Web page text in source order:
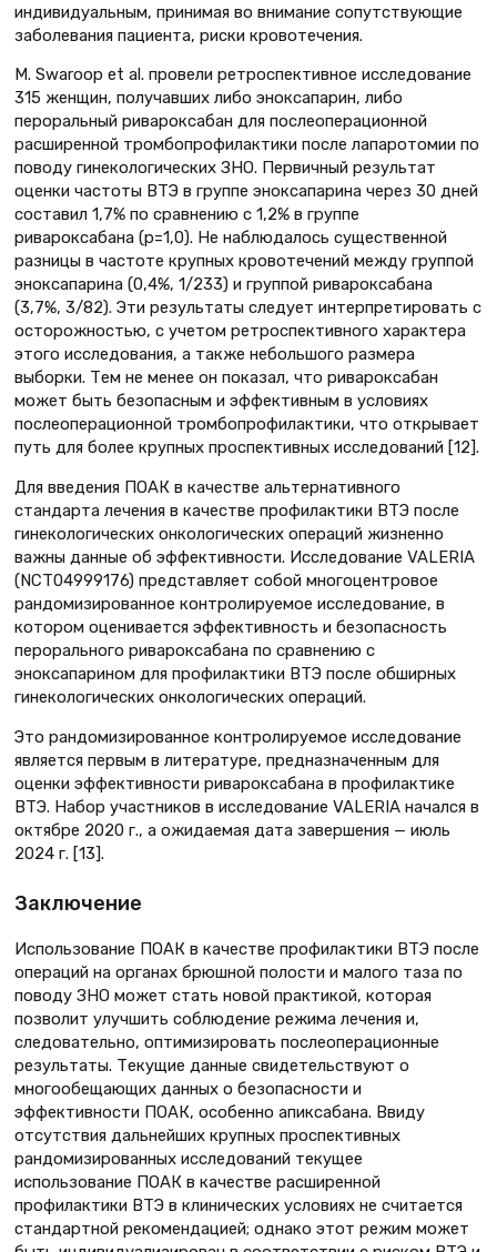
индивидуальным, принимая во внимание сопутствующие
заболевания пациента, риски кровотечения.
M. Swaroop et al. провели ретроспективное исследование
315 женщин, получавших либо эноксапарин, либо
пероральный ривароксабан для послеоперационной
расширенной тромбопрофилактики после лапаротомии по
поводу гинекологических ЗНО. Первичный результат
оценки частоты ВТЭ в группе эноксапарина через 30 дней
составил 1,7% по сравнению с 1,2% в группе
ривароксабана (р=1,0). Не наблюдалось существенной
разницы в частоте крупных кровотечений между группой
эноксапарина (0,4%, 1/233) и группой ривароксабана
(3,7%, 3/82). Эти результаты следует интерпретировать с
осторожностью, с учетом ретроспективного характера
этого исследования, а также небольшого размера
выборки. Тем не менее он показал, что ривароксабан
может быть безопасным и эффективным в условиях
послеоперационной тромбопрофилактики, что открывает
путь для более крупных проспективных исследований [12].
Для введения ПОАК в качестве альтернативного
стандарта лечения в качестве профилактики ВТЭ после
гинекологических онкологических операций жизненно
важны данные об эффективности. Исследование VALERIA
(NCT04999176) представляет собой многоцентровое
рандомизированное контролируемое исследование, в
котором оценивается эффективность и безопасность
перорального ривароксабана по сравнению с
эноксапарином для профилактики ВТЭ после обширных
гинекологических онкологических операций.
Это рандомизированное контролируемое исследование
является первым в литературе, предназначенным для
оценки эффективности ривароксабана в профилактике
ВТЭ. Набор участников в исследование VALERIA начался в
октябре 2020 г., а ожидаемая дата завершения — июль
2024 г. [13].
Заключение
Использование ПОАК в качестве профилактики ВТЭ после
операций на органах брюшной полости и малого таза по
поводу ЗНО может стать новой практикой, которая
позволит улучшить соблюдение режима лечения и,
следовательно, оптимизировать послеоперационные
результаты. Текущие данные свидетельствуют о
многообещающих данных о безопасности и
эффективности ПОАК, особенно апиксабана. Ввиду
отсутствия дальнейших крупных проспективных
рандомизированных исследований текущее
использование ПОАК в качестве расширенной
профилактики ВТЭ в клинических условиях не считается
стандартной рекомендацией; однако этот режим может